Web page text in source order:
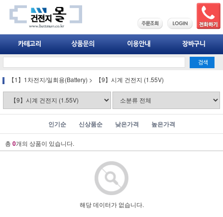
【1】1차전지/일회용(Battery) > 【9】시계 건전지 (1.55V)
인기순 신상품순 낮은가격 높은가격
총 0개의 상품이 있습니다.
해당 데이터가 없습니다.